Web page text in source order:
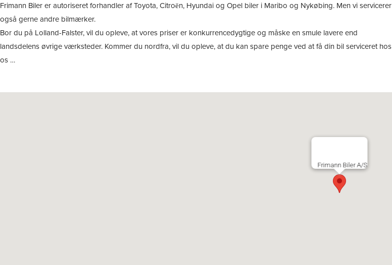
Frimann Biler er autoriseret forhandler af Toyota, Citroën, Hyundai og Opel biler i Maribo og Nykøbing. Men vi servicerer
også gerne andre bilmærker.
Bor du på Lolland-Falster, vil du opleve, at vores priser er konkurrencedygtige og måske en smule lavere end
landsdelens øvrige værksteder. Kommer du nordfra, vil du opleve, at du kan spare penge ved at få din bil serviceret hos
os …
Frimann Biler A/S